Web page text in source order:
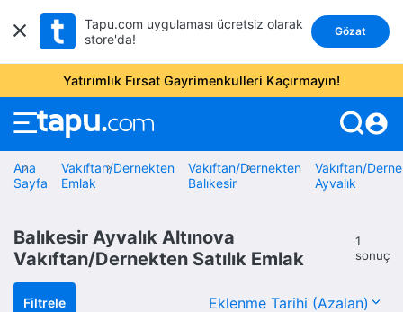
Tapu.com uygulaması ücretsiz olarak
store'da!
Gözat
Yatırımlık Fırsat Gayrimenkulleri Kaçırmayın!
account_circle
Ana
Sayfa
Vakıftan/Dernekten
Emlak
Vakıftan/Dernekten
Balıkesir
Vakıftan/
Ayvalık
Balıkesir Ayvalık Altınova
Vakıftan/Dernekten Satılık Emlak
1
sonuç
Filtrele